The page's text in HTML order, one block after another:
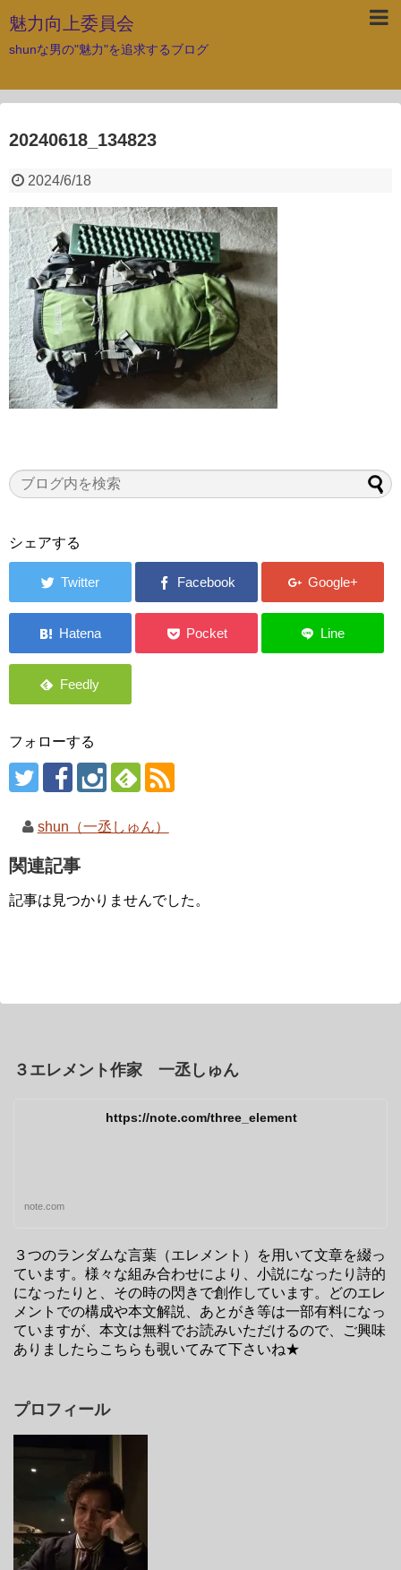
魅力向上委員会
shunな男の"魅力"を追求するブログ
20240618_134823
2024/6/18
シェアする
フォローする
shun（一丞しゅん）
関連記事
記事は見つかりませんでした。
３エレメント作家 一丞しゅん
https://note.com/three_element
note.com
３つのランダムな言葉（エレメント）を用いて文章を綴っ
ています。様々な組み合わせにより、小説になったり詩的
になったりと、その時の閃きで創作しています。どのエレ
メントでの構成や本文解説、あとがき等は一部有料になっ
ていますが、本文は無料でお読みいただけるので、ご興味
ありましたらこちらも覗いてみて下さいね★
プロフィール